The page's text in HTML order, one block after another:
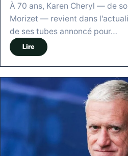
À 70 ans, Karen Cheryl — de
Morizet — revient dans
de ses tubes annoncé pour…
Lire